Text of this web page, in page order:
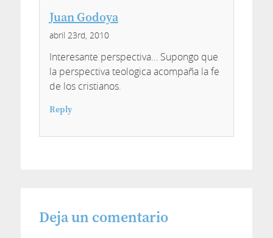
Juan Godoya
abril 23rd, 2010
Interesante perspectiva… Supongo que
la perspectiva teologica acompaña la fe
de los cristianos.
Reply
Deja un comentario